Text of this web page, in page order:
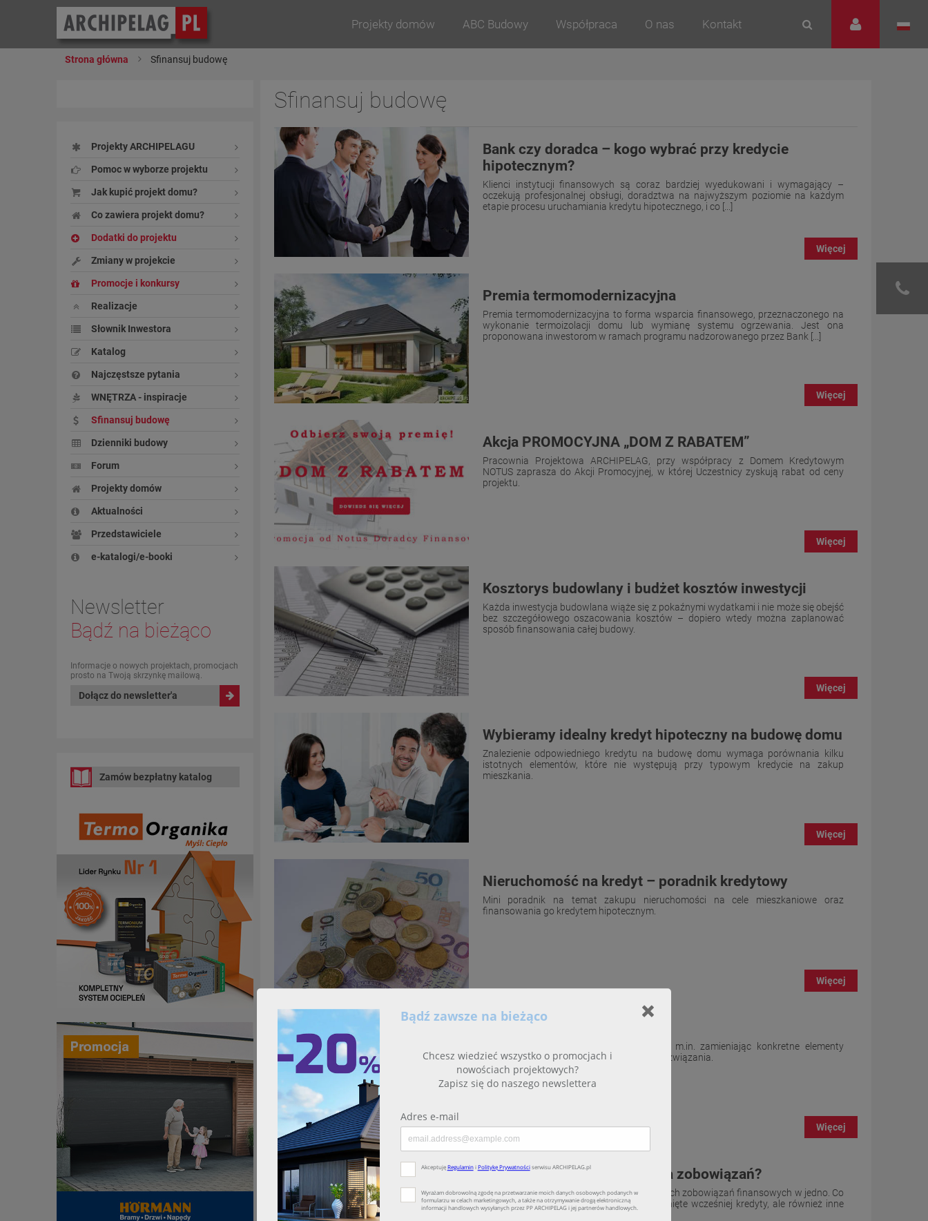
Projekty domów ABC Budowy Współpraca O nas Kontakt
Strona główna Sfinansuj budowę
Projekty ARCHIPELAGU
Pomoc w wyborze projektu
Jak kupić projekt domu?
Co zawiera projekt domu?
Dodatki do projektu
Zmiany w projekcie
Promocje i konkursy
Realizacje
Słownik Inwestora
Katalog
Najczęstsze pytania
WNĘTRZA - inspiracje
Sfinansuj budowę
Dzienniki budowy
Forum
Projekty domów
Aktualności
Przedstawiciele
e-katalogi/e-booki
Newsletter
Bądź na bieżąco
Informacje o nowych projektach, promocjach
prosto na Twoją skrzynkę mailową.
Dołącz do newsletter'a
Zamów bezpłatny katalog
Sfinansuj budowę
Bank czy doradca – kogo wybrać przy kredycie
hipotecznym?
Klienci instytucji finansowych są coraz bardziej wyedukowani i wymagający –
oczekują profesjonalnej obsługi, doradztwa na najwyższym poziomie na każdym
etapie procesu uruchamiania kredytu hipotecznego, i co [...]
Więcej
Premia termomodernizacyjna
Premia termomodernizacyjna to forma wsparcia finansowego, przeznaczonego na
wykonanie termoizolacji domu lub wymianę systemu ogrzewania. Jest ona
proponowana inwestorom w ramach programu nadzorowanego przez Bank [...]
Więcej
Akcja PROMOCYJNA „DOM Z RABATEM”
Pracownia Projektowa ARCHIPELAG, przy współpracy z Domem Kredytowym
NOTUS zaprasza do Akcji Promocyjnej, w której Uczestnicy zyskują rabat od ceny
projektu.
Więcej
Kosztorys budowlany i budżet kosztów inwestycji
Każda inwestycja budowlana wiąże się z pokaźnymi wydatkami i nie może się obejść
bez szczegółowego oszacowania kosztów – dopiero wtedy można zaplanować
sposób finansowania całej budowy.
Więcej
Wybieramy idealny kredyt hipoteczny na budowę domu
Znalezienie odpowiedniego kredytu na budowę domu wymaga porównania kilku
istotnych elementów, które nie występują przy typowym kredycie na zakup
mieszkania.
Więcej
Nieruchomość na kredyt – poradnik kredytowy
Mini poradnik na temat zakupu nieruchomości na cele mieszkaniowe oraz
finansowania go kredytem hipotecznym.
Więcej
Gdzie szukać oszczędności?
Koszty budowy domu można ograniczyć m.in. zamieniając konkretne elementy
wykończeniowe budynku na inne, tańsze rozwiązania.
Więcej
Na czym polega konsolidacja zobowiązań?
Konsolidacja to połączenie kilku zaciągniętych zobowiązań finansowych w jedno. Co
ważne, połączyć możemy nie tylko zaciągnięte wcześniej kredyty, ale również inne
rodzaje zobowiązań.